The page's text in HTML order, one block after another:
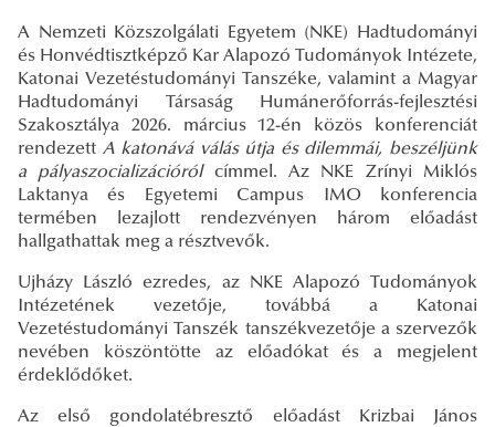
A Nemzeti Közszolgálati Egyetem (NKE) Hadtudományi
és Honvédtisztképző Kar Alapozó Tudományok Intézete,
Katonai Vezetéstudományi Tanszéke, valamint a Magyar
Hadtudományi Társaság Humánerőforrás-fejlesztési
Szakosztálya 2026. március 12-én közös konferenciát
rendezett A katonává válás útja és dilemmái, beszéljünk
a pályaszocializációról
címmel. Az NKE Zrínyi Miklós
Laktanya és Egyetemi Campus IMO konferencia
termében lezajlott rendezvényen három előadást
hallgathattak meg a résztvevők.
Ujházy László ezredes, az NKE Alapozó Tudományok
Intézetének vezetője, továbbá a Katonai
Vezetéstudományi Tanszék tanszékvezetője a szervezők
nevében köszöntötte az előadókat és a megjelent
érdeklődőket.
Az első gondolatébresztő előadást Krizbai János